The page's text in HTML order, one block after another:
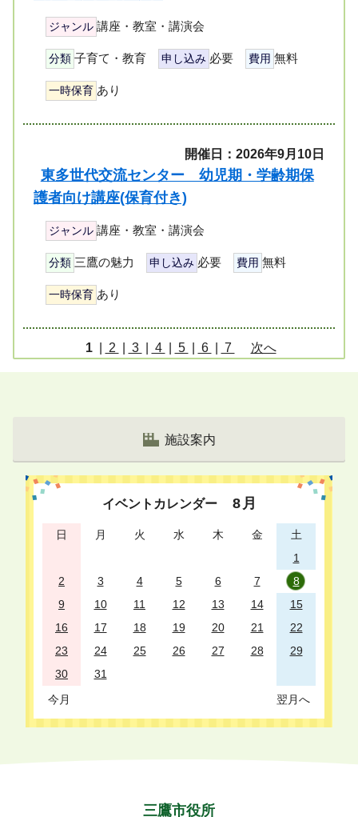
ジャンル 講座・教室・講演会
分類 子育て・教育 申し込み 必要 費用 無料
一時保育 あり
開催日：2026年9月10日
東多世代交流センター 幼児期・学齢期保
護者向け講座(保育付き)
ジャンル 講座・教室・講演会
分類 三鷹の魅力 申し込み 必要 費用 無料
一時保育 あり
1| 2 3 4 5 6 7 次へ
施設案内
イベントカレンダー 8 月
日 月 火 水 木 金
土
1
2
3 4 5 6 7
8
9
10 11 12 13 14
15
16
17 18 19 20 21
22
23
24 25 26 27 28
29
30
31
今月 翌月へ
三鷹市役所